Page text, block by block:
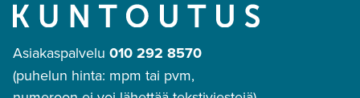
Asiakaspalvelu 010 292 8570
(puhelun hinta: mpm tai pvm,